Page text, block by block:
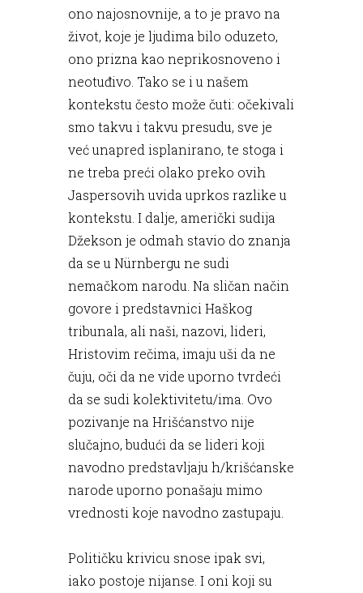
ono najosnovnije, a to je pravo na
život, koje je ljudima bilo oduzeto,
ono prizna kao neprikosnoveno i
neotuđivo. Tako se i u našem
kontekstu često može čuti: očekivali
smo takvu i takvu presudu, sve je
već unapred isplanirano, te stoga i
ne treba preći olako preko ovih
Jaspersovih uvida uprkos razlike u
kontekstu. I dalje, američki sudija
Džekson je odmah stavio do znanja
da se u Nürnbergu ne sudi
nemačkom narodu. Na sličan način
govore i predstavnici Haškog
tribunala, ali naši, nazovi, lideri,
Hristovim rečima, imaju uši da ne
čuju, oči da ne vide uporno tvrdeći
da se sudi kolektivitetu/ima. Ovo
pozivanje na Hrišćanstvo nije
slučajno, budući da se lideri koji
navodno predstavljaju h/krišćanske
narode uporno ponašaju mimo
vrednosti koje navodno zastupaju.
Političku krivicu snose ipak svi,
iako postoje nijanse. I oni koji su